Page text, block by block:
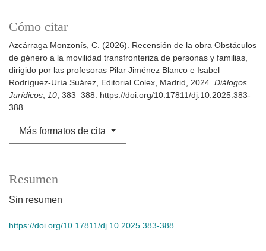
Cómo citar
Azcárraga Monzonís, C. (2026). Recensión de la obra Obstáculos
de género a la movilidad transfronteriza de personas y familias,
dirigido por las profesoras Pilar Jiménez Blanco e Isabel
Rodríguez-Uría Suárez, Editorial Colex, Madrid, 2024. Diálogos
Jurídicos, 10, 383–388. https://doi.org/10.17811/dj.10.2025.383-
388
Más formatos de cita
Resumen
Sin resumen
https://doi.org/10.17811/dj.10.2025.383-388